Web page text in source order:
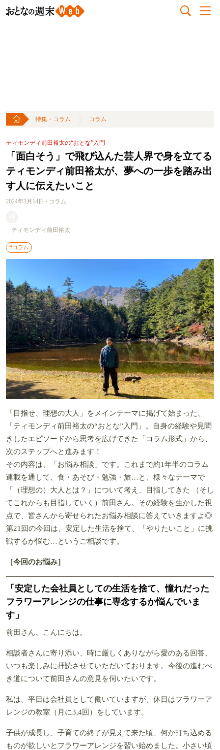
特集・コラム コラム
ティモンディ前田裕太の“おとな”入門
「面白そう」で飛び込んた芸人界で身を立てる
ティモンディ前田裕太が、夢への一歩を踏み出
す人に伝えたいこと
2024年3月14日 / コラム
ティモンディ前田裕太
#コラム
「目指せ、理想の大人」をメインテーマに掲げて始まった、
「ティモンディ前田裕太の“おとな”入門」。自身の経験や見聞
きしたエピソードから思考を広げてきた「コラム形式」から、
次のステップへと進みます！
その内容は、「お悩み相談」です。これまで約1年半のコラム
連載を通して、食・あそび・勉強・旅…と、様々なテーマで
「（理想の）大人とは？」について考え、目指してきた （そし
てこれからも目指していく）前田さん。その経験を生かした視
点で、皆さんから寄せられたお悩み相談に答えていきますよ◎
第21回の今回は、安定した生活を捨て、「やりたいこと」に挑
戦するか悩む…というご相談です。
［今回のお悩み］
「安定した会社員としての生活を捨て、憧れだった
フラワーアレンジの仕事に専念するか悩んでいま
す」
前田さん、こんにちは。
相談者さんに寄り添い、時に厳しくありながら愛のある回答、
いつも楽しみに拝読させていただいております。今後の進むべ
き道について前田さんの意見を伺いたいです。
私は、平日は会社員として働いていますが、休日はフラワーア
レンジの教室（月に3,4回）をしています。
子供が成長し、子育ての終了が見えて来た頃、何か打ち込める
ものが欲しいとフラワーアレンジを習い始めました。小さい頃